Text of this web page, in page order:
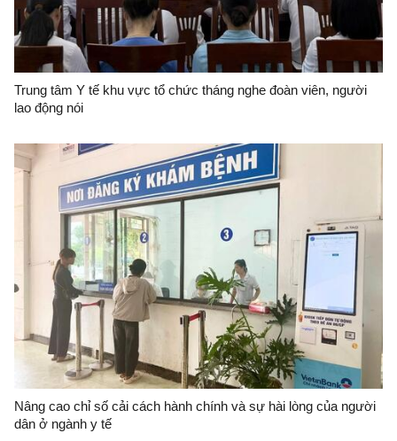
Trung tâm Y tế khu vực tổ chức tháng nghe đoàn viên, người
lao động nói
Nâng cao chỉ số cải cách hành chính và sự hài lòng của người
dân ở ngành y tế